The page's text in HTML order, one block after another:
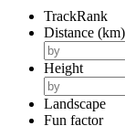
TrackRank
Distance (km)
Height
Landscape
Fun factor